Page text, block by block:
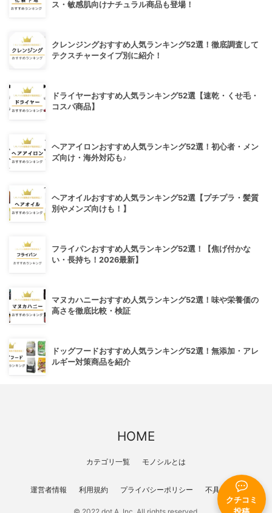
クチコミ
ス・敏感肌向けナチュラル商品も登場！
クレンジングおすすめ人気ランキング52選！徹底調査して
テクスチャータイプ別に紹介！
ドライヤーおすすめ人気ランキング52選【速乾・くせ毛・
コスパ商品】
ヘアアイロンおすすめ人気ランキング52選！初心者・メン
ズ向け・海外対応も♪
ヘアオイルおすすめ人気ランキング52選【プチプラ・髪質
別やメンズ向けも！】
フライパンおすすめ人気ランキング52選！【焦げ付かな
い・長持ち！2026最新】
マヌカハニーおすすめ人気ランキング52選！味や栄養価の
高さを徹底比較・検証
ドッグフードおすすめ人気ランキング52選！無添加・アレ
ルギー対策商品を紹介
HOME
カテゴリ一覧 モノシルとは
運営者情報 利用規約 プライバシーポリシー 不具合報告